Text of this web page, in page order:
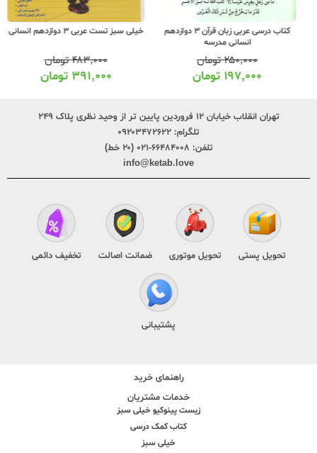
کتاب درسی عربی زبان قرآن 3 دوازدهم
انسانی مدرسه
۲۵۰,۰۰۰تومان
۱۹۷,۰۰۰تومان
خیلی سبز تست عربی 3 دوازدهم انسانی
۴۸۳,۰۰۰تومان
۳۹۱,۰۰۰تومان
تهران انقلاب خیابان ۱۲ فروردین پایین تر از وحید نظری پلاک ۲۴۹
تلگرام: ۰۹۲۰۳۴۷۲۶۲۲
تلفن: ۶۶۴۸۴۰۰۸-۰۲۱ (۲۰ خط)
info@ketab.love
تحویل پستی تحویل موتوری ضمانت اصالت تخفیف دائمی
پشتیبانی
راهنمای خرید
خدمات مشتریان
زیست پینوکیو خیلی سبز
کتاب کمک درسی
خیلی سبز